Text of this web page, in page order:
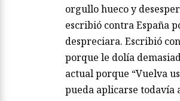
orgullo hueco y
escribió contra España
despreciara. Escribió
porque le dolía
actual porque “Vuelva
pueda aplicarse todavía